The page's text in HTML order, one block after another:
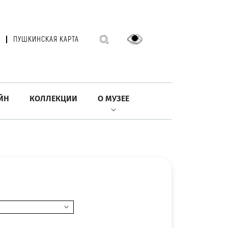
ПУШКИНСКАЯ КАРТА
КОЛЛЕКЦИИ О МУЗЕЕ